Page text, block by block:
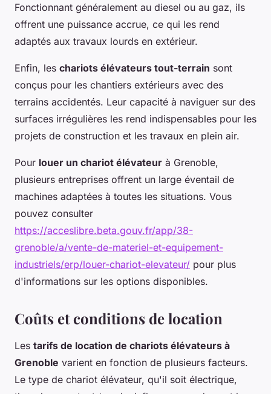
Fonctionnant généralement au diesel ou au gaz, ils
offrent une puissance accrue, ce qui les rend
adaptés aux travaux lourds en extérieur.
Enfin, les chariots élévateurs tout-terrain sont
conçus pour les chantiers extérieurs avec des
terrains accidentés. Leur capacité à naviguer sur des
surfaces irrégulières les rend indispensables pour les
projets de construction et les travaux en plein air.
Pour louer un chariot élévateur à Grenoble,
plusieurs entreprises offrent un large éventail de
machines adaptées à toutes les situations. Vous
pouvez consulter
https://acceslibre.beta.gouv.fr/app/38-
grenoble/a/vente-de-materiel-et-equipement-
industriels/erp/louer-chariot-elevateur/ pour plus
d'informations sur les options disponibles.
Coûts et conditions de location
Les tarifs de location de chariots élévateurs à
Grenoble varient en fonction de plusieurs facteurs.
Le type de chariot élévateur, qu'il soit électrique,